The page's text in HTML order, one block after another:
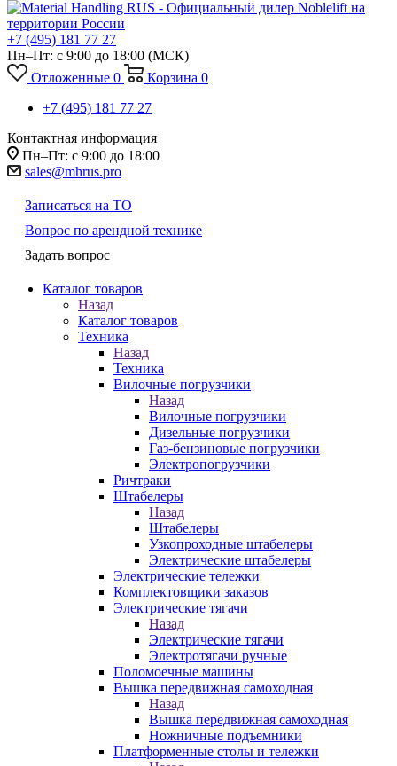
+7 (495) 181 77 27
Пн–Пт: с 9:00 до 18:00 (МСК)
Отложенные 0 Корзина 0
+7 (495) 181 77 27
Контактная информация
Пн–Пт: с 9:00 до 18:00
sales@mhrus.pro
Записаться на ТО
Вопрос по арендной технике
Задать вопрос
Каталог товаров
Назад
Каталог товаров
Техника
Назад
Техника
Вилочные погрузчики
Назад
Вилочные погрузчики
Дизельные погрузчики
Газ-бензиновые погрузчики
Электропогрузчики
Ричтраки
Штабелеры
Назад
Штабелеры
Узкопроходные штабелеры
Электрические штабелеры
Электрические тележки
Комплектовщики заказов
Электрические тягачи
Назад
Электрические тягачи
Электротягачи ручные
Поломоечные машины
Вышка передвижная самоходная
Назад
Вышка передвижная самоходная
Ножничные подъемники
Платформенные столы и тележки